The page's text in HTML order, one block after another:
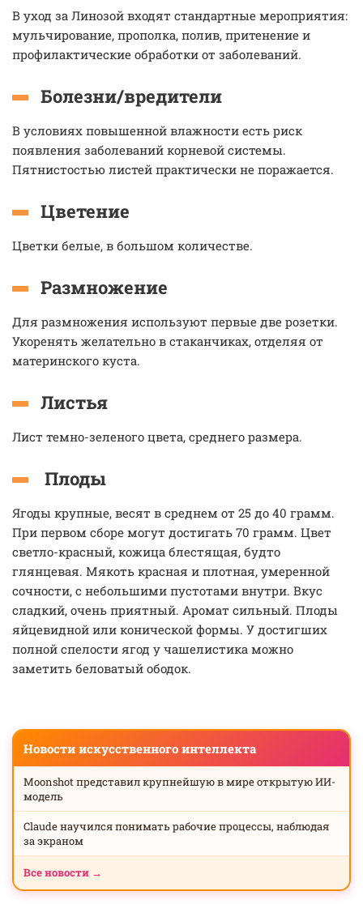
В уход за Линозой входят стандартные мероприятия:
мульчирование, прополка, полив, притенение и
профилактические обработки от заболеваний.
Болезни/вредители
В условиях повышенной влажности есть риск
появления заболеваний корневой системы.
Пятнистостью листей практически не поражается.
Цветение
Цветки белые, в большом количестве.
Размножение
Для размножения используют первые две розетки.
Укоренять желательно в стаканчиках, отделяя от
материнского куста.
Листья
Лист темно-зеленого цвета, среднего размера.
Плоды
Ягоды крупные, весят в среднем от 25 до 40 грамм.
При первом сборе могут достигать 70 грамм. Цвет
светло-красный, кожица блестящая, будто
глянцевая. Мякоть красная и плотная, умеренной
сочности, с небольшими пустотами внутри. Вкус
сладкий, очень приятный. Аромат сильный. Плоды
яйцевидной или конической формы. У достигших
полной спелости ягод у чашелистика можно
заметить беловатый ободок.
Новости искусственного интеллекта
Moonshot представил крупнейшую в мире открытую ИИ-
модель
Claude научился понимать рабочие процессы, наблюдая
за экраном
Все новости →